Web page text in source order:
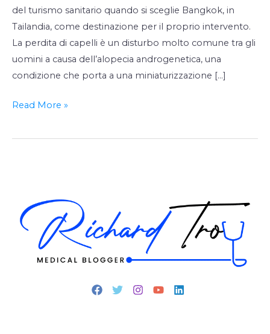
del turismo sanitario quando si sceglie Bangkok, in
Tailandia, come destinazione per il proprio intervento.
La perdita di capelli è un disturbo molto comune tra gli
uomini a causa dell’alopecia androgenetica, una
condizione che porta a una miniaturizzazione […]
e
cliniche
migliori
Read More »